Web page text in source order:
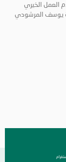
العمل الخيري
يوسف المرشودي